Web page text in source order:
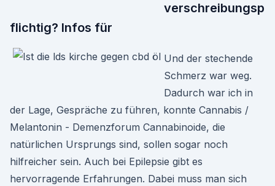
verschreibungsp
flichtig? Infos für
Und der stechende
Schmerz war weg.
Dadurch war ich in
der Lage, Gespräche zu führen, konnte Cannabis /
Melantonin - Demenzforum Cannabinoide, die
natürlichen Ursprungs sind, sollen sogar noch
hilfreicher sein. Auch bei Epilepsie gibt es
hervorragende Erfahrungen. Dabei muss man sich